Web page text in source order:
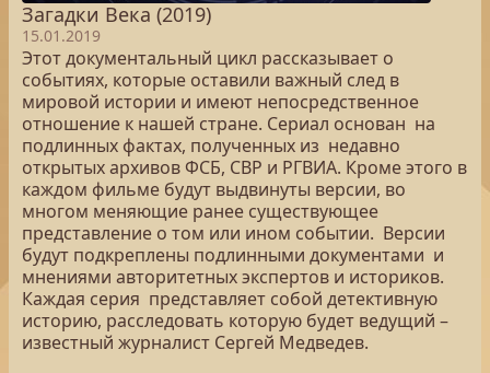
Загадки Века (2019)
15.01.2019
Этот документальный цикл рассказывает о
событиях, которые оставили важный след в
мировой истории и имеют непосредственное
отношение к нашей стране. Сериал основан на
подлинных фактах, полученных из недавно
открытых архивов ФСБ, СВР и РГВИА. Кроме этого в
каждом фильме будут выдвинуты версии, во
многом меняющие ранее существующее
представление о том или ином событии. Версии
будут подкреплены подлинными документами и
мнениями авторитетных экспертов и историков.
Каждая серия представляет собой детективную
историю, расследовать которую будет ведущий –
известный журналист Сергей Медведев.